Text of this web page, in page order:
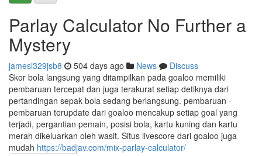
Parlay Calculator No Further a
Mystery
jamesi329jsb8 504 days ago News
Discuss
Skor bola langsung yang ditampilkan pada goaloo memiliki
pembaruan tercepat dan juga terakurat setiap detiknya dari
pertandingan sepak bola sedang berlangsung. pembaruan -
pembaruan terupdate dari goaloo mencakup setiap goal yang
terjadi, pergantian pemain, posisi bola, kartu kuning dan kartu
merah dikeluarkan oleh wasit. Situs livescore dari goaloo juga
mudah https://badjav.com/mix-parlay-calculator/